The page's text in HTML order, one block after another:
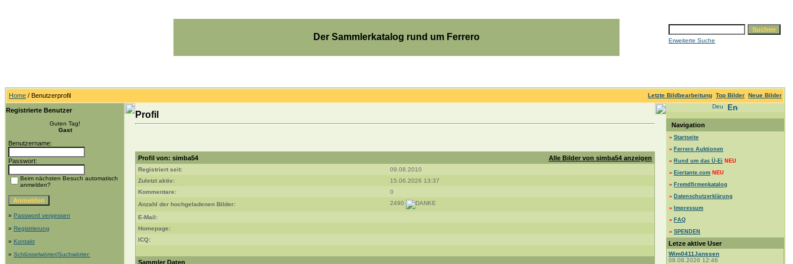
Der Sammlerkatalog rund um Ferrero Erweiterte Suche
Home / Benutzerprofil Letzte Bildbearbeitung Top Bilder Neue Bilder
Registrierte Benutzer
Guten Tag!
Gast
Benutzername:
Passwort:
Beim nächsten Besuch automatisch
anmelden?
» Password vergessen
» Registrierung
» Kontakt
» Schlüsselwörter/Suchwörter:
Profil
Profil von: simba54 Alle Bilder von simba54 anzeigen
Registriert seit:
09.08.2010
Zuletzt aktiv:
15.06.2026 13:37
Kommentare:
0
Anzahl der hochgeladenen Bilder:
2490
E-Mail:
Homepage:
ICQ:
Sammler Daten
Navigation
» Startseite
» Ferrero Auktionen
» Rund um das Ü-Ei NEU
» Eiertante.com NEU
» Fremdfirmenkatalog
» Datenschutzerklärung
» Impressum
» FAQ
» SPENDEN
Letze aktive User
Wim0411Janssen
08.08.2026 12:46